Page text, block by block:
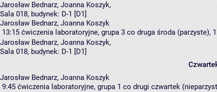
Jarosław Bednarz, Joanna Koszyk,
Sala 018, budynek: D-1 [D1]
Jarosław Bednarz, Joanna Koszyk
13:15 ćwiczenia laboratoryjne, grupa 3 co druga środa (parzyste),
Jarosław Bednarz, Joanna Koszyk,
Sala 018, budynek: D-1 [D1]
Jarosław Bednarz, Joanna Koszyk
9:45 ćwiczenia laboratoryjne, grupa 1 co drugi czwartek